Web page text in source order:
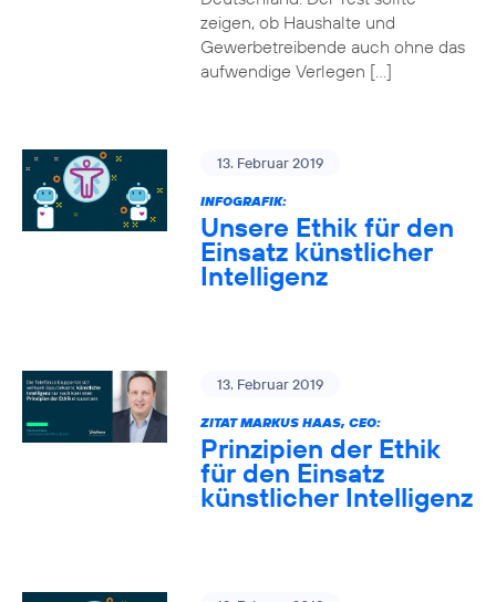
zeigen, ob Haushalte und
Gewerbetreibende auch ohne das
aufwendige Verlegen […]
13. Februar 2019
INFOGRAFIK:
Unsere Ethik für den
Einsatz künstlicher
Intelligenz
13. Februar 2019
ZITAT MARKUS HAAS, CEO:
Prinzipien der Ethik
für den Einsatz
künstlicher Intelligenz